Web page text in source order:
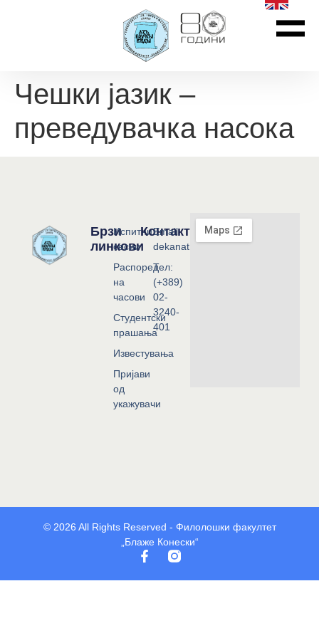
Чешки јазик –
преведувачка насока
Брзи
линкови
Испитни
сесии
Распоред
на
часови
Студентски
прашања
Известувања
Пријави
од
укажувачи
Контакт
Email:
dekanat@flf.ukim.edu.mk
Тел:
(+389)
02-
3240-
401
© 2026 All Rights Reserved - Филолошки факултет
„Блаже Конески“